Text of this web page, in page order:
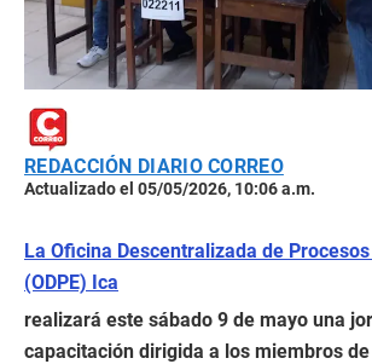
REDACCIÓN DIARIO CORREO
Actualizado el 05/05/2026, 10:06 a.m.
La Oficina Descentralizada de
(ODPE) Ica
realizará este sábado 9 de mayo una
capacitación dirigida a los miembros